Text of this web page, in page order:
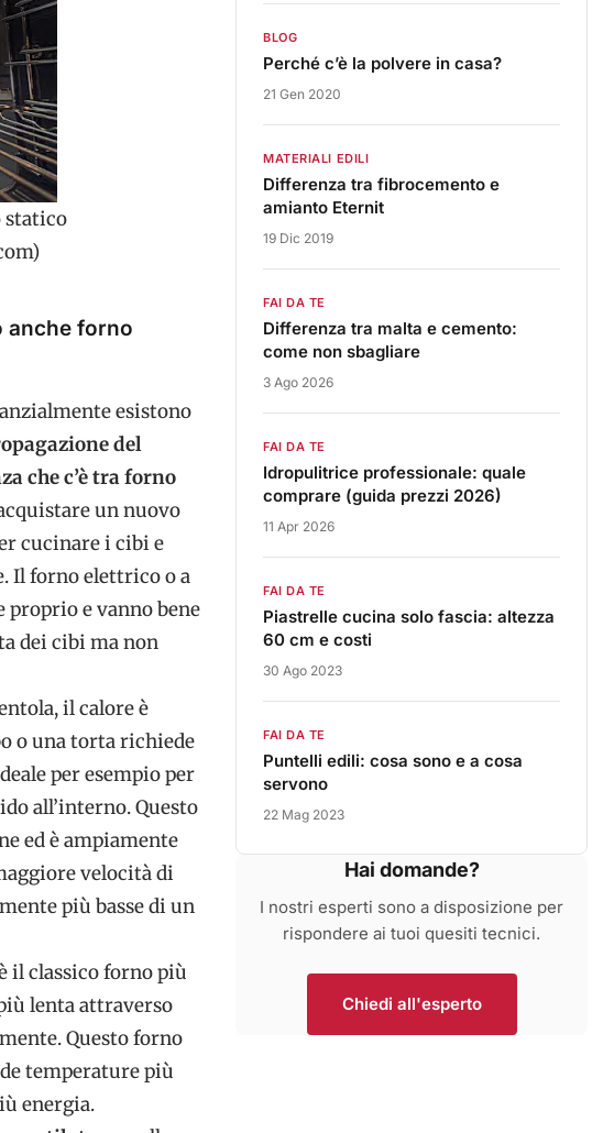
statico
anche forno
esistono
del
che c’è tra forno
un nuovo
cucinare i cibi e
Il forno elettrico o a
proprio e vanno bene
dei cibi ma non
il calore è
o una torta richiede
per esempio per
all’interno. Questo
ed è ampiamente
velocità di
più basse di un
il classico forno più
lenta attraverso
Questo forno
temperature più
energia.
BLOG
Perché c’è la polvere in casa?
21 Gen 2020
MATERIALI EDILI
Differenza tra fibrocemento e
amianto Eternit
19 Dic 2019
FAI DA TE
Differenza tra malta e cemento:
come non sbagliare
3 Ago 2026
FAI DA TE
Idropulitrice professionale: quale
comprare (guida prezzi 2026)
11 Apr 2026
FAI DA TE
Piastrelle cucina solo fascia: altezza
60 cm e costi
30 Ago 2023
FAI DA TE
Puntelli edili: cosa sono e a cosa
servono
22 Mag 2023
Hai domande?
I nostri esperti sono a disposizione per
rispondere ai tuoi quesiti tecnici.
Chiedi all'esperto